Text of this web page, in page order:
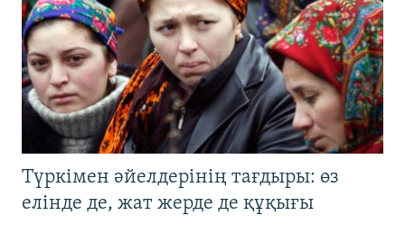
Түркімен әйелдерінің тағдыры: өз
елінде де, жат жерде де құқығы